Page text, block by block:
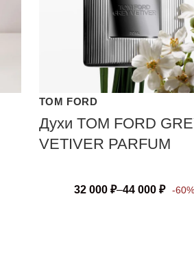
TOM FORD
Духи TOM FORD
VETIVER PARFUM
32 000 ₽–44 000 ₽ -60%